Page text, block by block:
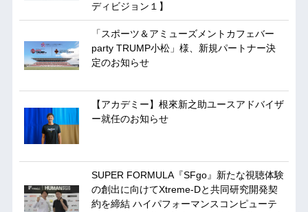
ディビジョン１】
「スポーツ＆アミューズメントカフェバー
party TRUMP小松」様、新規パートナー決
定のお知らせ
【アカデミー】根來新之助ユースアドバイザ
ー就任のお知らせ
SUPER FORMULA『SFgo』新たな視聴体験
の創出に向けてXtreme-Dと共同研究開発契
約を締結 ハイパフォーマンスコンピューテ